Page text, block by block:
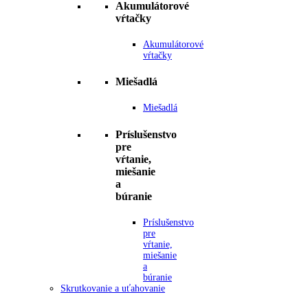
Akumulátorové
vŕtačky
Akumulátorové
vŕtačky
Miešadlá
Miešadlá
Príslušenstvo
pre
vŕtanie,
miešanie
a
búranie
Príslušenstvo
pre
vŕtanie,
miešanie
a
búranie
Skrutkovanie a uťahovanie